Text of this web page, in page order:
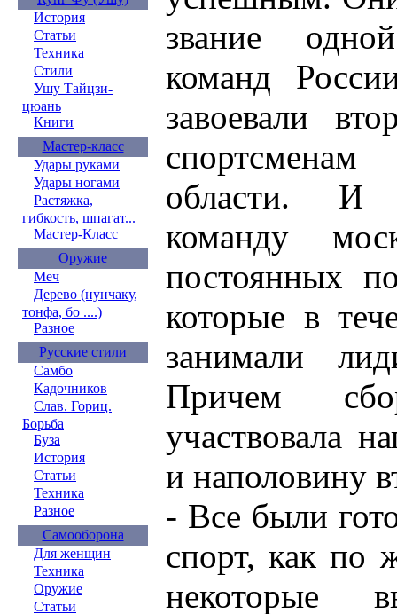
История
Статьи
Техника
Стили
Ушу Тайцзи-
цюань
Книги
Мастер-класс
Удары руками
Удары ногами
Растяжка,
гибкость, шпагат...
Мастер-Класс
Оружие
Меч
Дерево (нунчаку,
тонфа, бо ....)
Разное
Русские стили
Самбо
Кадочников
Слав. Гориц.
Борьба
Буза
История
Статьи
Техника
Разное
Самооборона
Для женщин
Техника
Оружие
Статьи
звание
команд
завоевали
области. И
команду
постоянных
которые в
занимали
Причем
участвовала
и наполовину
- Все были
спорт, как по
некоторые